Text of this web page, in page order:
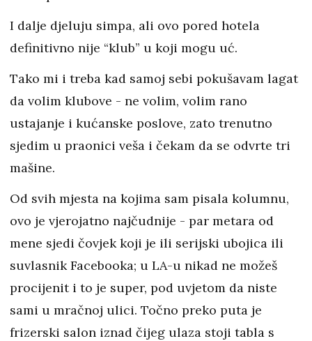
I dalje djeluju simpa, ali ovo pored hotela
definitivno nije “klub” u koji mogu uć.
Tako mi i treba kad samoj sebi pokušavam lagat
da volim klubove - ne volim, volim rano
ustajanje i kućanske poslove, zato trenutno
sjedim u praonici veša i čekam da se odvrte tri
mašine.
Od svih mjesta na kojima sam pisala kolumnu,
ovo je vjerojatno najčudnije - par metara od
mene sjedi čovjek koji je ili serijski ubojica ili
suvlasnik Facebooka; u LA-u nikad ne možeš
procijenit i to je super, pod uvjetom da niste
sami u mračnoj ulici. Točno preko puta je
frizerski salon iznad čijeg ulaza stoji tabla s